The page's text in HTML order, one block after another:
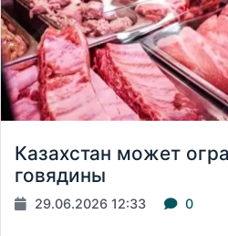
Казахстан может
говядины
29.06.2026 12:33 0